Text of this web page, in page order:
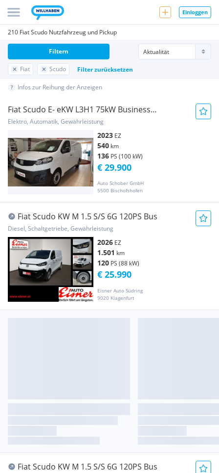
Einloggen
210 Fiat Scudo Nutzfahrzeug und Pickup
Fiat Scudo Filter zurücksetzen
Filtern
Infos zur Reihung der Anzeigen
Fiat Scudo E- eKW L3H1 75kW Business
Transporter / Kastenwagen
Elektro, Automatik, Gewährleistung
2023 EZ
540 km
136 PS (100 kW)
Auto Schober GmbH
5500 Bischofshofen
€ 29.900
Fiat Scudo KW M 1.5 S/S 6G 120PS Bus
Diesel, Schaltgetriebe, Gewährleistung
2026 EZ
1.501 km
120 PS (88 kW)
Eisner Auto Südring
9020 Klagenfurt
€ 25.990
Fiat Scudo KW M 1.5 S/S 6G 120PS Bus